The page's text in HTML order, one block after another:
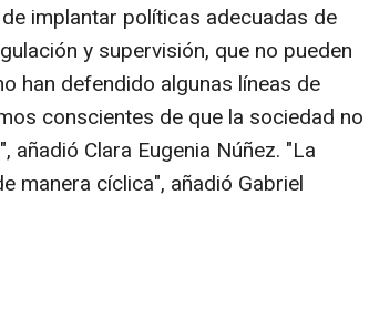
implantar políticas adecuadas de
y supervisión, que no pueden
han defendido algunas líneas de
conscientes de que la sociedad no
Clara Eugenia Núñez. "La
manera cíclica", añadió Gabriel